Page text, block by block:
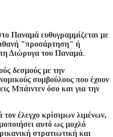
Παναμά ευθυγραμμίζεται με
"προσάρτηση" ή
Διώρυγα του Παναμά.
δεσμούς με την
συμβούλους που έχουν
Μπάιντεν όσο και για την
έλεγχο κρίσιμων λιμένων,
αυτό ως μοχλό
στρατιωτική και